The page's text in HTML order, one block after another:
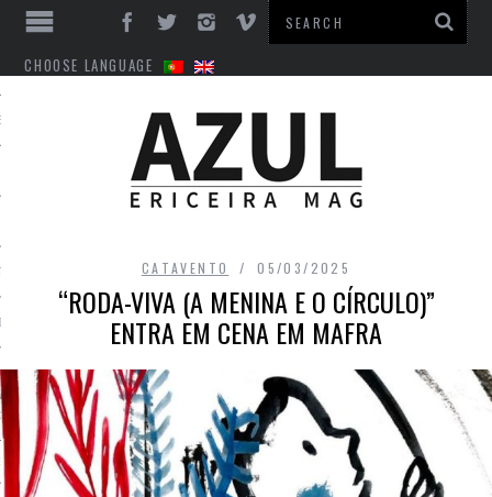
CHOOSE LANGUAGE
CATAVENTO 05/03/2025
“RODA-VIVA (A MENINA E O CÍRCULO)”
ENTRA EM CENA EM MAFRA